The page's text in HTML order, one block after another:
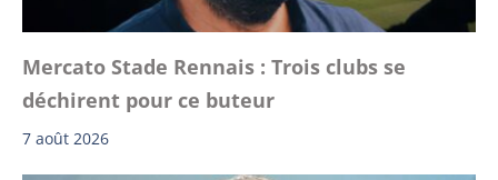
Mercato Stade Rennais : Trois clubs se
déchirent pour ce buteur
7 août 2026